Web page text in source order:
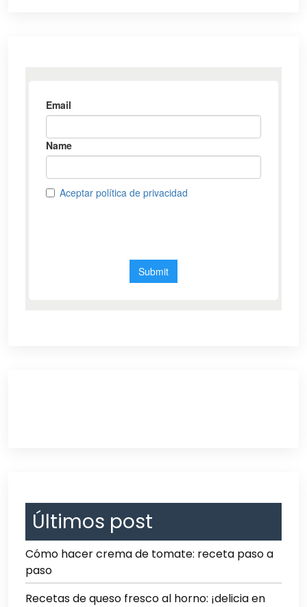
Últimos post
Cómo hacer crema de tomate: receta paso a
paso
Recetas de queso fresco al horno: ¡delicia en